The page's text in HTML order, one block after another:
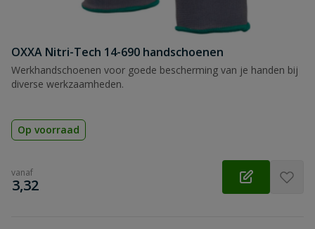
OXXA Nitri-Tech 14-690 handschoenen
Werkhandschoenen voor goede bescherming van je handen bij
diverse werkzaamheden.
Op voorraad
vanaf
€
3,32